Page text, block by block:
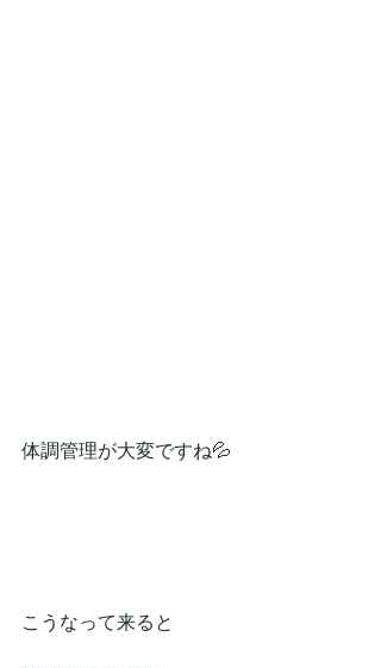
体調管理が大変ですね💦
こうなって来ると